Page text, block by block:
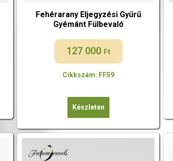
Fehérarany Eljegyzési Gyűrű
Gyémánt Fülbevaló
127 000 Ft
Cikkszám: FF59
Készleten